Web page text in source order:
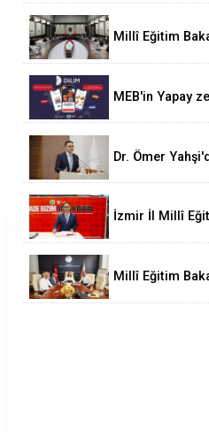
O Branş
Bergama
inceledi
Millî Eğitim
Toplantısı’na
MEB'in Yapay
Dr. Ömer
İzmir İl Millî
Temmuz ruhu
Millî Eğitim
Aynur Gökalp